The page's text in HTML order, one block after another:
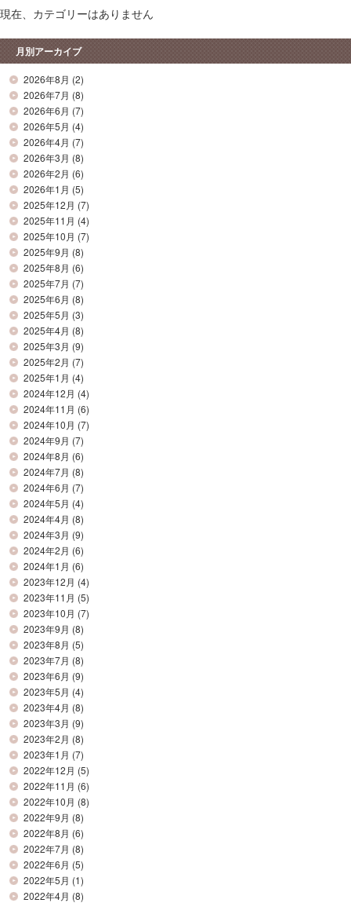
現在、カテゴリーはありません
月別アーカイブ
2026年8月 (2)
2026年7月 (8)
2026年6月 (7)
2026年5月 (4)
2026年4月 (7)
2026年3月 (8)
2026年2月 (6)
2026年1月 (5)
2025年12月 (7)
2025年11月 (4)
2025年10月 (7)
2025年9月 (8)
2025年8月 (6)
2025年7月 (7)
2025年6月 (8)
2025年5月 (3)
2025年4月 (8)
2025年3月 (9)
2025年2月 (7)
2025年1月 (4)
2024年12月 (4)
2024年11月 (6)
2024年10月 (7)
2024年9月 (7)
2024年8月 (6)
2024年7月 (8)
2024年6月 (7)
2024年5月 (4)
2024年4月 (8)
2024年3月 (9)
2024年2月 (6)
2024年1月 (6)
2023年12月 (4)
2023年11月 (5)
2023年10月 (7)
2023年9月 (8)
2023年8月 (5)
2023年7月 (8)
2023年6月 (9)
2023年5月 (4)
2023年4月 (8)
2023年3月 (9)
2023年2月 (8)
2023年1月 (7)
2022年12月 (5)
2022年11月 (6)
2022年10月 (8)
2022年9月 (8)
2022年8月 (6)
2022年7月 (8)
2022年6月 (5)
2022年5月 (1)
2022年4月 (8)